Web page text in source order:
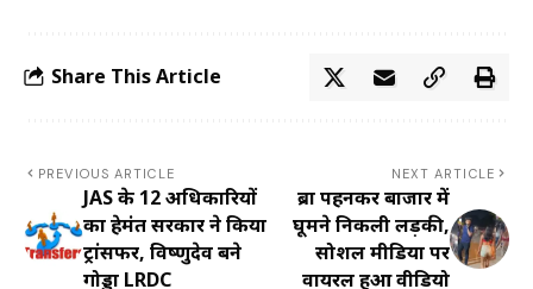
Share This Article
PREVIOUS ARTICLE
JAS के 12 अधिकारियों
का हेमंत सरकार ने किया
ट्रांसफर, विष्णुदेव बने
गोड्डा LRDC
NEXT ARTICLE
ब्रा पहनकर बाजार में
घूमने निकली लड़की,
सोशल मीडिया पर
वायरल हुआ वीडियो